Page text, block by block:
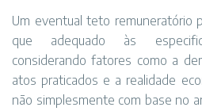
Um eventual teto remuneratório
que adequado às
considerando fatores como a
atos praticados e a realidade
não simplesmente com base no